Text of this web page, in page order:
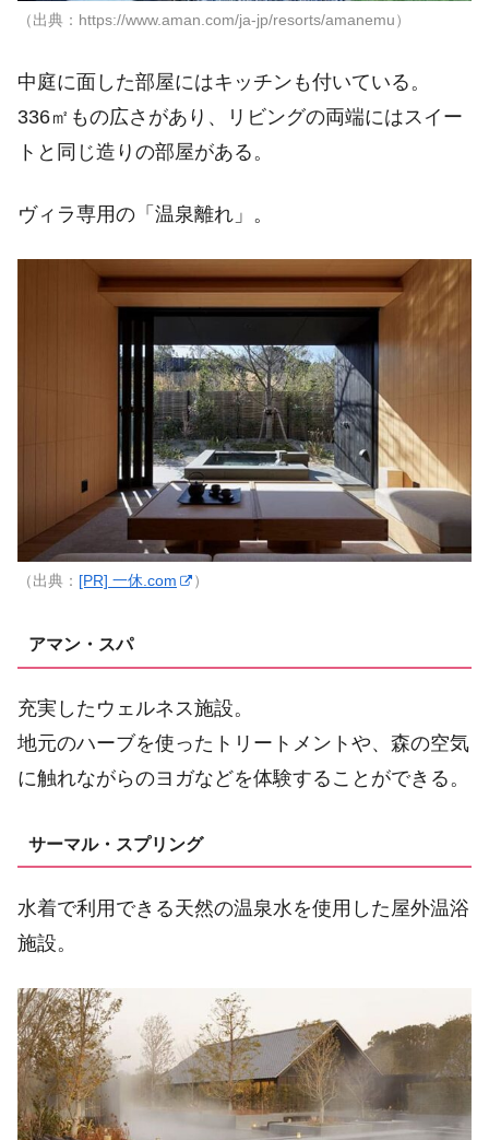
（出典：https://www.aman.com/ja-jp/resorts/amanemu）
中庭に面した部屋にはキッチンも付いている。
336㎡もの広さがあり、リビングの両端にはスイー
トと同じ造りの部屋がある。
ヴィラ専用の「温泉離れ」。
（出典： [PR] 一休.com ）
アマン・スパ
充実したウェルネス施設。
地元のハーブを使ったトリートメントや、森の空気
に触れながらのヨガなどを体験することができる。
サーマル・スプリング
水着で利用できる天然の温泉水を使用した屋外温浴
施設。